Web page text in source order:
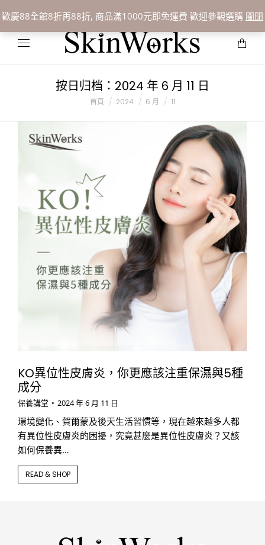
歡慶88全館8折再88折, 商品滿1000元即免運費 歡迎參觀選購 關閉
聯絡我們: 07-3388109
按日归档： 2024 年 6 月 11 日
您在這裡：
首頁 2024 6 月 11
KO異位性皮膚炎，你更應該注重保濕與5種
成分
保養講堂 2024 年 6 月 11 日
環境變化、賀爾蒙及後天生活習慣等，現在越來越多人都
有異位性皮膚炎的困擾，究竟甚麼是異位性皮膚炎？又該
如何保養異…
READ & SHOP